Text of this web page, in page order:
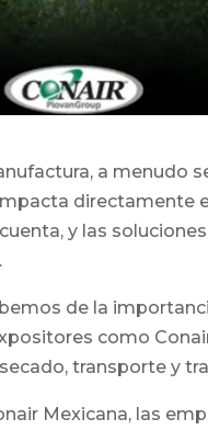
a menudo
directamente
y las
de la
como
transporte y
Mexicana, las